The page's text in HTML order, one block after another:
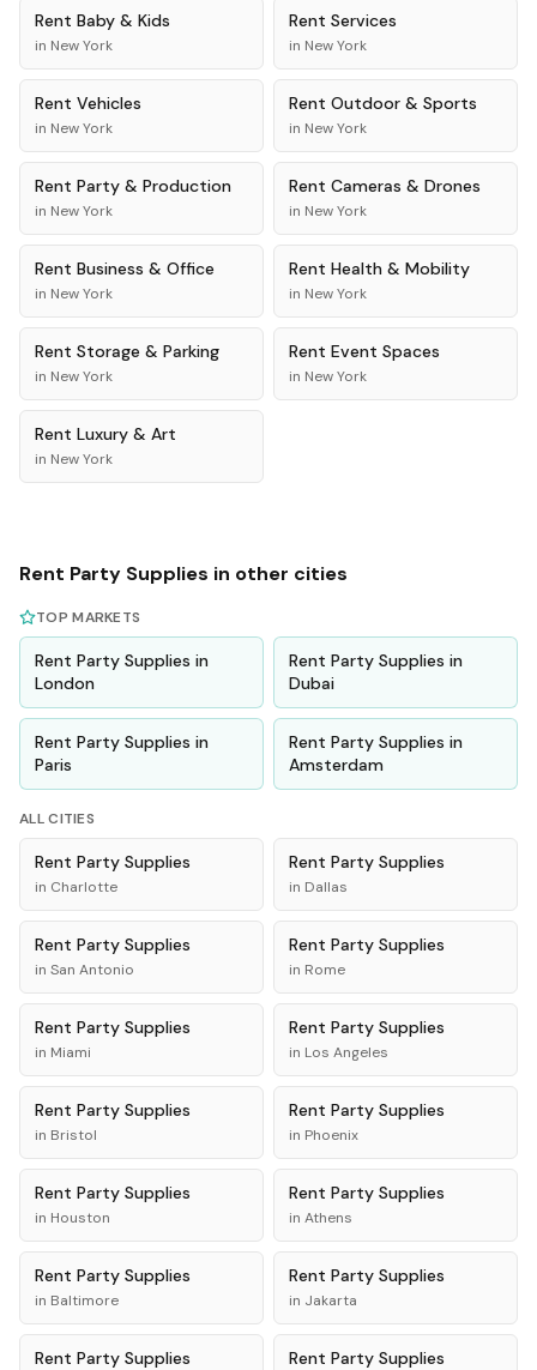
Rent Baby & Kids
in New York
Rent Services
in New York
Rent Vehicles
in New York
Rent Outdoor & Sports
in New York
Rent Party & Production
in New York
Rent Cameras & Drones
in New York
Rent Business & Office
in New York
Rent Health & Mobility
in New York
Rent Storage & Parking
in New York
Rent Event Spaces
in New York
Rent Luxury & Art
in New York
Rent Party Supplies in other cities
TOP MARKETS
Rent Party Supplies in
London
Rent Party Supplies in
Dubai
Rent Party Supplies in
Paris
Rent Party Supplies in
Amsterdam
ALL CITIES
Rent Party Supplies
in Charlotte
Rent Party Supplies
in Dallas
Rent Party Supplies
in San Antonio
Rent Party Supplies
in Rome
Rent Party Supplies
in Miami
Rent Party Supplies
in Los Angeles
Rent Party Supplies
in Bristol
Rent Party Supplies
in Phoenix
Rent Party Supplies
in Houston
Rent Party Supplies
in Athens
Rent Party Supplies
in Baltimore
Rent Party Supplies
in Jakarta
Rent Party Supplies Rent Party Supplies